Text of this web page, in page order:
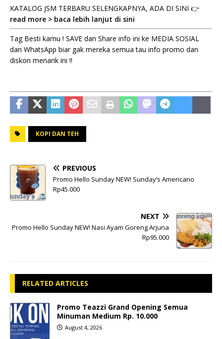
KATALOG JSM TERBARU SELENGKAPNYA, ADA DI SINI 👉
read more > baca lebih lanjut di sini
Tag Besti kamu ! SAVE dan Share info ini ke MEDIA SOSIAL
dan WhatsApp biar gak mereka semua tau info promo dan
diskon menarik ini !!
KOPI DAN TEH
PREVIOUS
Promo Hello Sunday NEW! Sunday’s Americano
Rp45.000
NEXT
Promo Hello Sunday NEW! Nasi Ayam Goreng Arjuna
Rp95.000
RELATED ARTICLES
Promo Teazzi Grand Opening Semua
Minuman Medium Rp. 10.000
August 4, 2026